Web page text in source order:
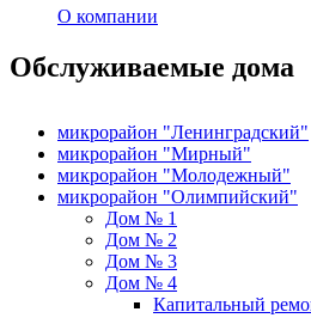
О компании
Обслуживаемые дома
микрорайон "Ленинградский"
микрорайон "Мирный"
микрорайон "Молодежный"
микрорайон "Олимпийский"
Дом № 1
Дом № 2
Дом № 3
Дом № 4
Капитальный